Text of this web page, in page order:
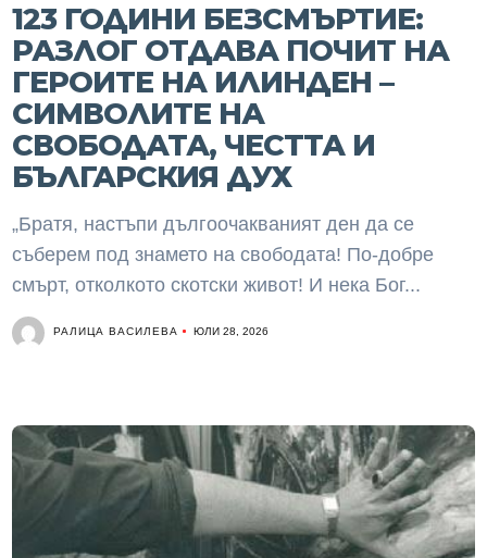
123 ГОДИНИ БЕЗСМЪРТИЕ:
РАЗЛОГ ОТДАВА ПОЧИТ НА
ГЕРОИТЕ НА ИЛИНДЕН –
СИМВОЛИТЕ НА
СВОБОДАТА, ЧЕСТТА И
БЪЛГАРСКИЯ ДУХ
„Братя, настъпи дългоочакваният ден да се
съберем под знамето на свободата! По-добре
смърт, отколкото скотски живот! И нека Бог...
РАЛИЦА ВАСИЛЕВА ЮЛИ 28, 2026